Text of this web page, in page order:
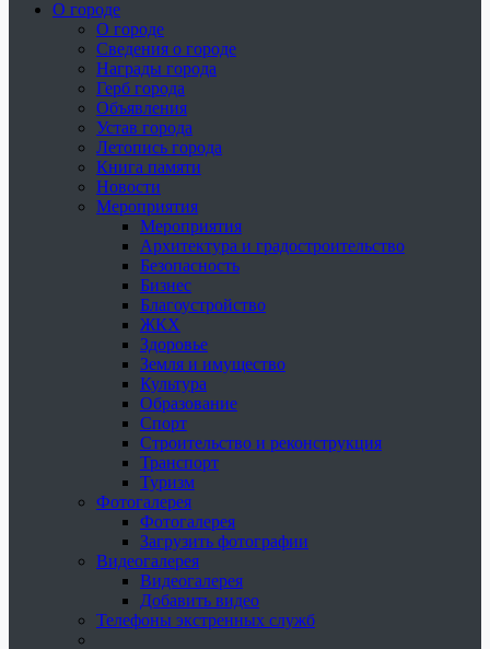
О городе
О городе
Сведения о городе
Награды города
Герб города
Объявления
Устав города
Летопись города
Книга памяти
Новости
Мероприятия
Мероприятия
Архитектура и градостроительство
Безопасность
Бизнес
Благоустройство
ЖКХ
Здоровье
Земля и имущество
Культура
Образование
Спорт
Строительство и реконструкция
Транспорт
Туризм
Фотогалерея
Фотогалерея
Загрузить фотографии
Видеогалерея
Видеогалерея
Добавить видео
Телефоны экстренных служб